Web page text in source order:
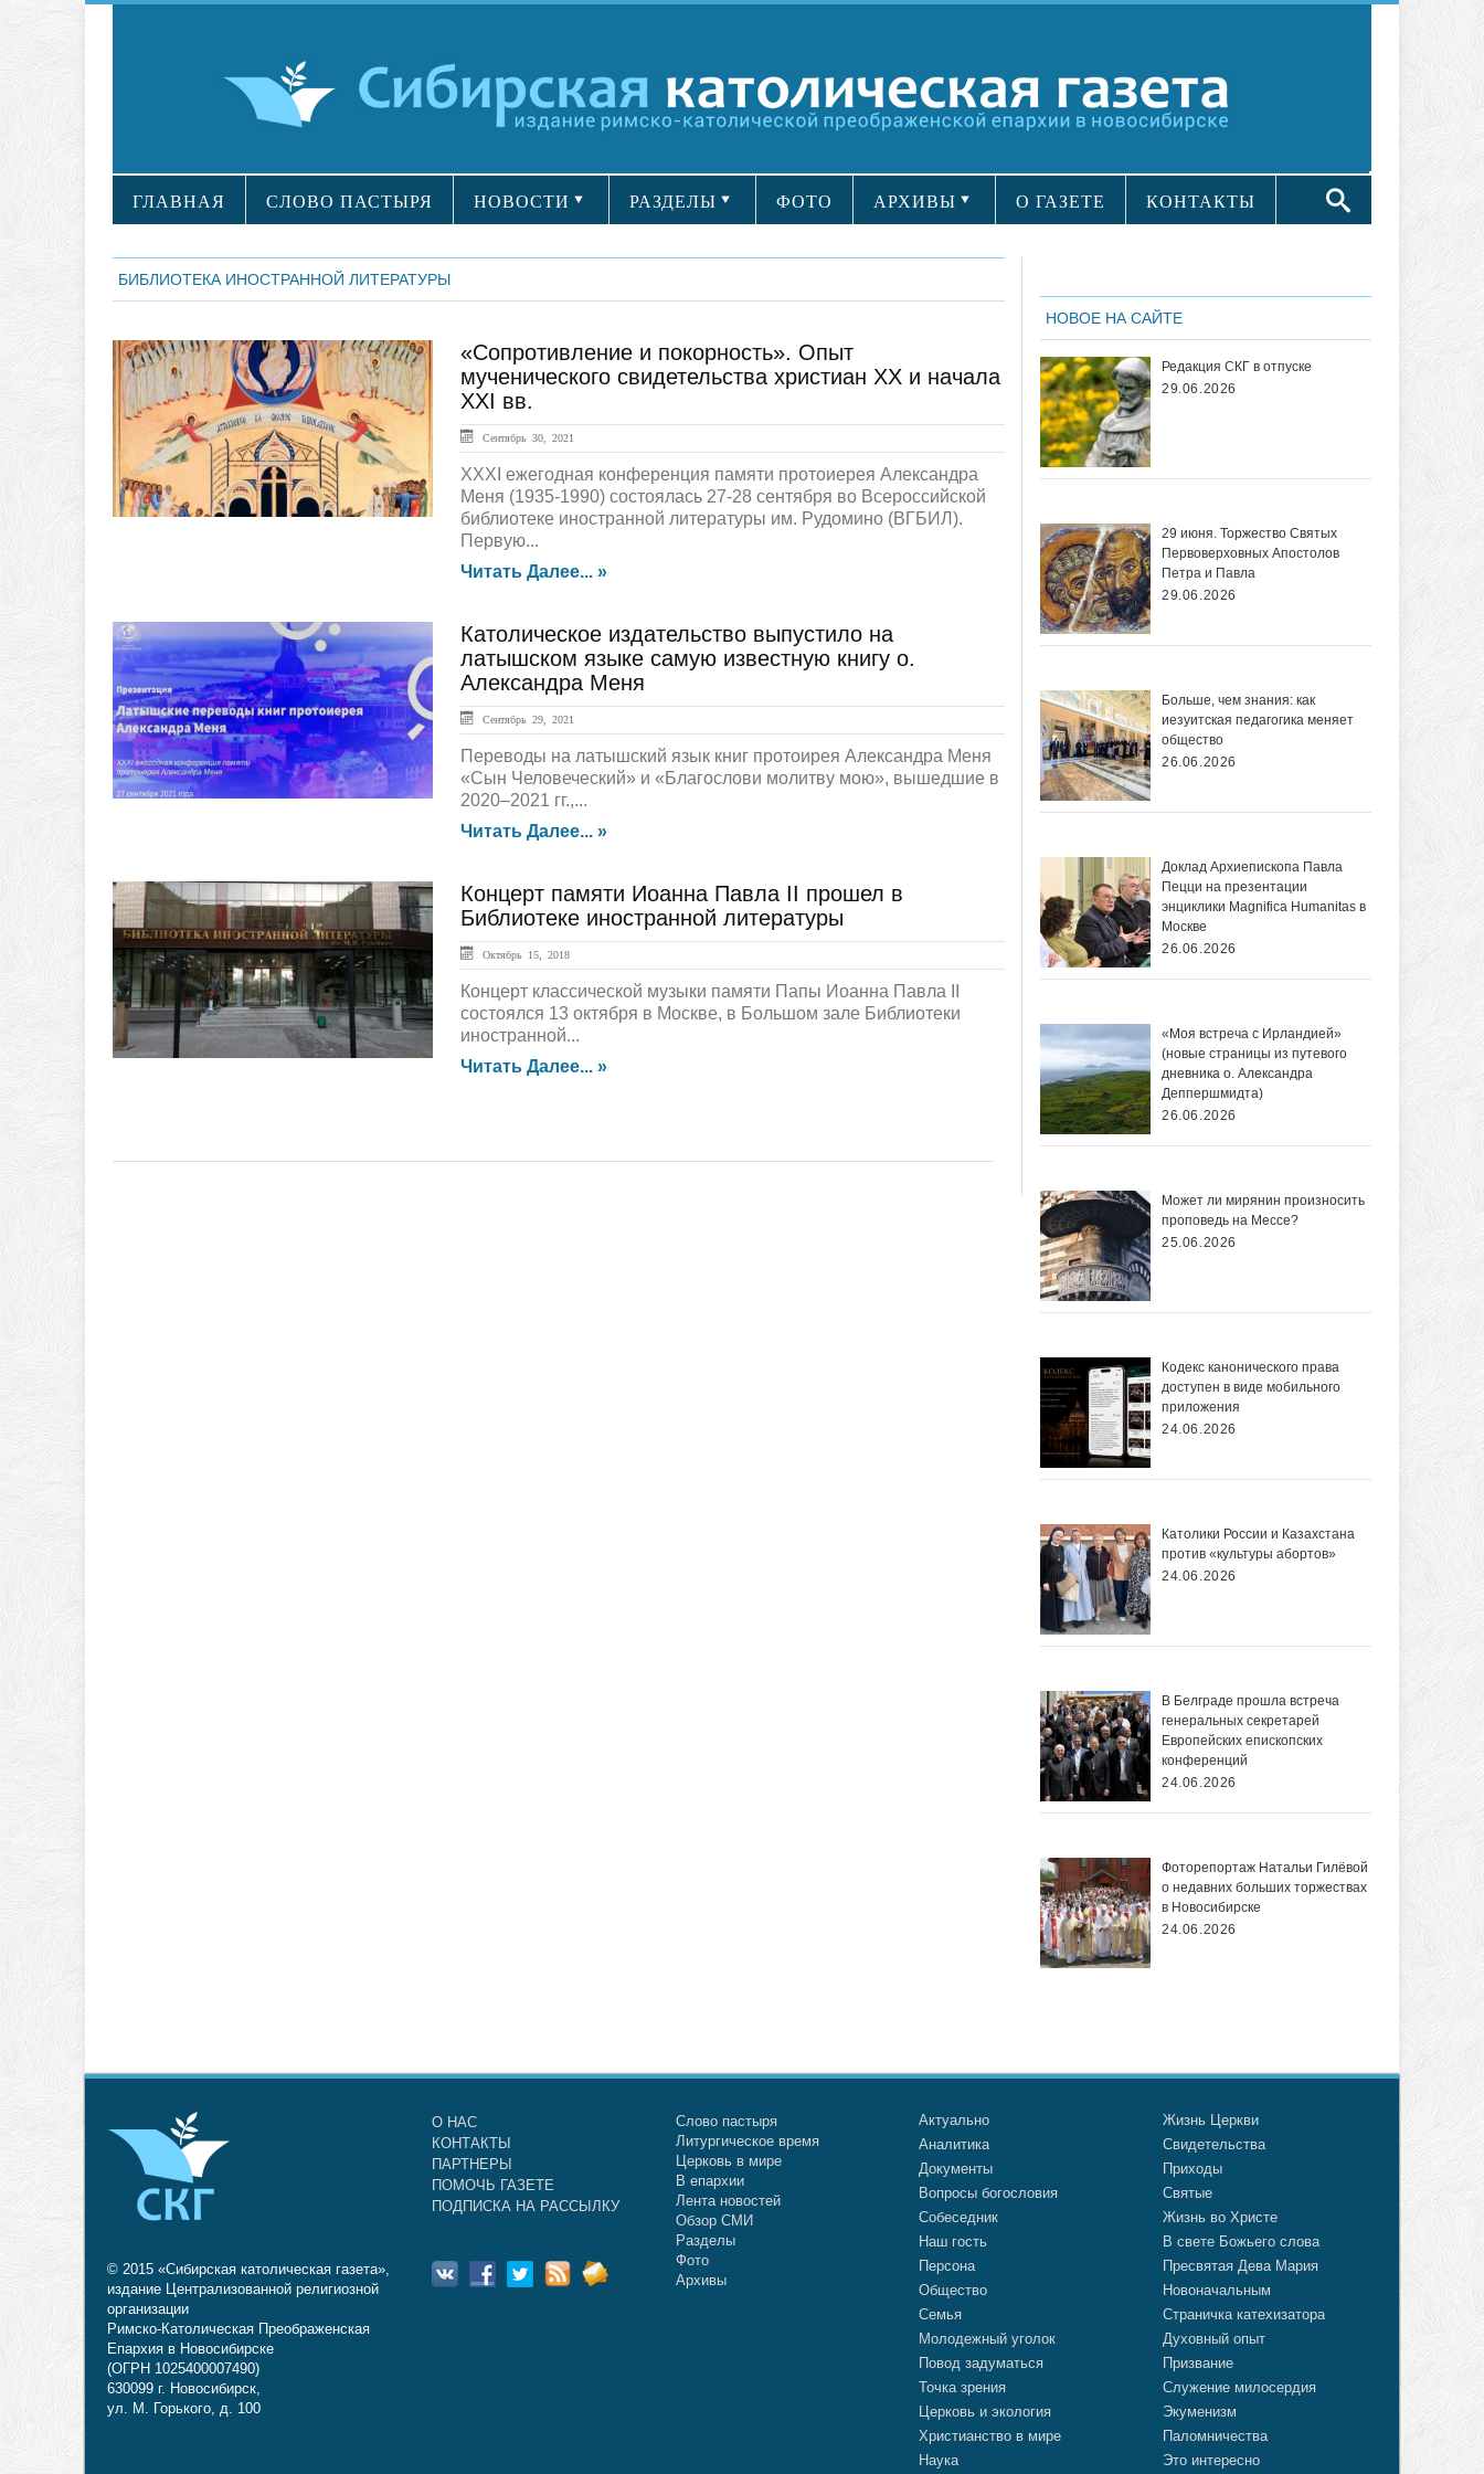
ГЛАВНАЯ СЛОВО ПАСТЫРЯ НОВОСТИ РАЗДЕЛЫ ФОТО АРХИВЫ О ГАЗЕТЕ КОНТАКТЫ
БИБЛИОТЕКА ИНОСТРАННОЙ ЛИТЕРАТУРЫ
ЛЕНТА НОВОСТЕЙ
«Сопротивление и покорность». Опыт
мученического свидетельства христиан XX и начала
ХХI вв.
Сентябрь 30, 2021
XXXI ежегодная конференция памяти протоиерея Александра
Меня (1935-1990) состоялась 27-28 сентября во Всероссийской
библиотеке иностранной литературы им. Рудомино (ВГБИЛ).
Первую...
Читать Далее... »
ЛЕНТА НОВОСТЕЙ
Католическое издательство выпустило на
латышском языке самую известную книгу о.
Александра Меня
Сентябрь 29, 2021
Переводы на латышский язык книг протоирея Александра Меня
«Сын Человеческий» и «Благослови молитву мою», вышедшие в
2020–2021 гг.,...
Читать Далее... »
ЛЕНТА НОВОСТЕЙ
Концерт памяти Иоанна Павла II прошел в
Библиотеке иностранной литературы
Октябрь 15, 2018
Концерт классической музыки памяти Папы Иоанна Павла II
состоялся 13 октября в Москве, в Большом зале Библиотеки
иностранной...
Читать Далее... »
НОВОЕ НА САЙТЕ
Редакция СКГ в отпуске
29.06.2026
29 июня. Торжество Святых
Первоверховных Апостолов
Петра и Павла
29.06.2026
Больше, чем знания: как
иезуитская педагогика меняет
общество
26.06.2026
Доклад Архиепископа Павла
Пецци на презентации
энциклики Magnifica Нumanitas в
Москве
26.06.2026
«Моя встреча с Ирландией»
(новые страницы из путевого
дневника о. Александра
Деппершмидта)
26.06.2026
Может ли мирянин произносить
проповедь на Мессе?
25.06.2026
Кодекс канонического права
доступен в виде мобильного
приложения
24.06.2026
Католики России и Казахстана
против «культуры абортов»
24.06.2026
В Белграде прошла встреча
генеральных секретарей
Европейских епископских
конференций
24.06.2026
Фоторепортаж Натальи Гилёвой
о недавних больших торжествах
в Новосибирске
24.06.2026
© 2015 «Сибирская католическая газета»,
издание Централизованной религиозной
организации
Римско-Католическая Преображенская
Епархия в Новосибирске
(ОГРН 1025400007490)
630099 г. Новосибирск,
ул. М. Горького, д. 100
О НАС
КОНТАКТЫ
ПАРТНЕРЫ
ПОМОЧЬ ГАЗЕТЕ
ПОДПИСКА НА РАССЫЛКУ
Слово пастыря
Литургическое время
Церковь в мире
В епархии
Лента новостей
Обзор СМИ
Разделы
Фото
Архивы
Актуально
Аналитика
Документы
Вопросы богословия
Собеседник
Наш гость
Персона
Общество
Семья
Молодежный уголок
Повод задуматься
Точка зрения
Церковь и экология
Христианство в мире
Наука
Жизнь Церкви
Свидетельства
Приходы
Святые
Жизнь во Христе
В свете Божьего слова
Пресвятая Дева Мария
Новоначальным
Страничка катехизатора
Духовный опыт
Призвание
Служение милосердия
Экуменизм
Паломничества
Это интересно